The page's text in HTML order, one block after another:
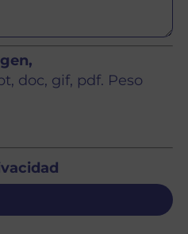
doc, gif, pdf. Peso